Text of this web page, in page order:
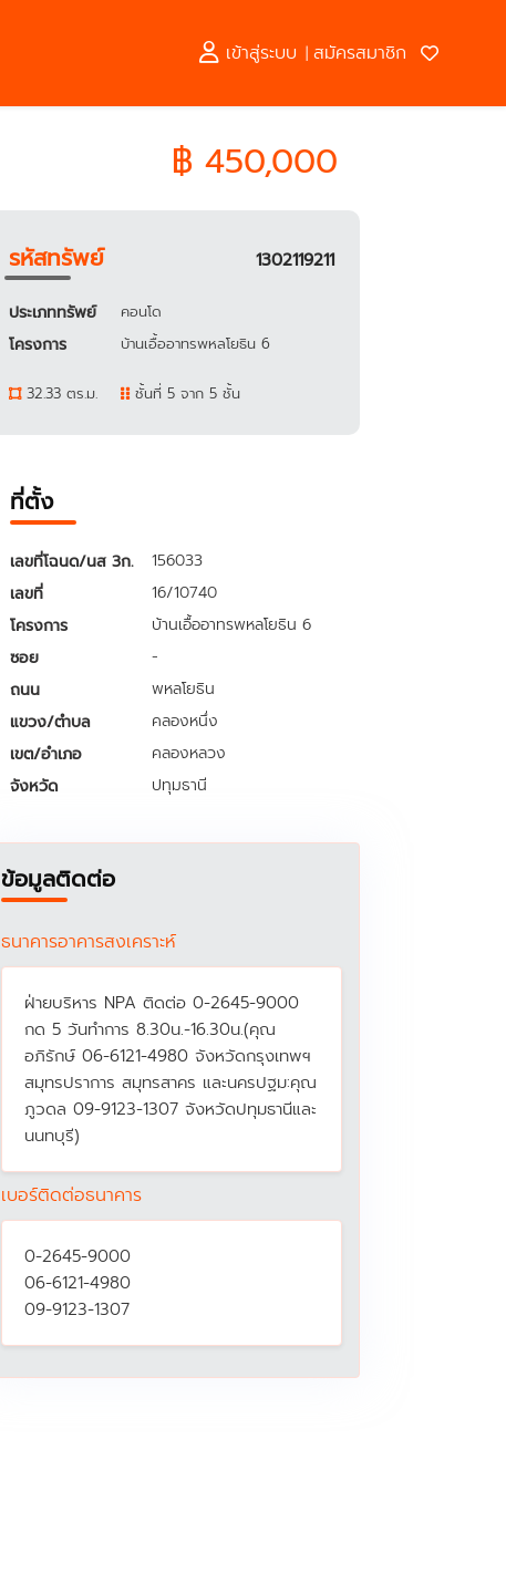
เข้าสู่ระบบ | สมัครสมาชิก
฿ 450,000
รหัสทรัพย์ 1302119211
ประเภททรัพย์ คอนโด
โครงการ บ้านเอื้ออาทรพหลโยธิน 6
32.33 ตร.ม. ชั้นที่ 5 จาก 5 ชั้น
ที่ตั้ง
เลขที่โฉนด/นส 3ก.
156033
เลขที่
16/10740
โครงการ
บ้านเอื้ออาทรพหลโยธิน 6
ซอย
-
ถนน
พหลโยธิน
แขวง/ตำบล
คลองหนึ่ง
เขต/อำเภอ
คลองหลวง
จังหวัด
ปทุมธานี
ข้อมูลติดต่อ
ธนาคารอาคารสงเคราะห์
ฝ่ายบริหาร NPA ติดต่อ 0-2645-9000
กด 5 วันทำการ 8.30น.-16.30น.(คุณ
อภิรักษ์ 06-6121-4980 จังหวัดกรุงเทพฯ
สมุทรปราการ สมุทรสาคร และนครปฐม:คุณ
ภูวดล 09-9123-1307 จังหวัดปทุมธานีและ
นนทบุรี)
เบอร์ติดต่อธนาคาร
0-2645-9000
06-6121-4980
09-9123-1307